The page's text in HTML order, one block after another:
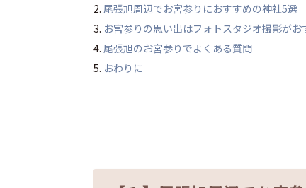
尾張旭周辺でお宮参りにおすすめの神社5選
お宮参りの思い出はフォトスタジオ撮影がお
尾張旭のお宮参りでよくある質問
おわりに